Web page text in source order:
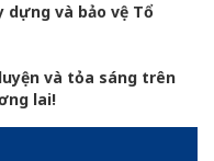
dựng và bảo vệ Tổ
và tỏa sáng trên
lai!